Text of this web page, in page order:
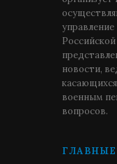
новости,
военным
вопросов.